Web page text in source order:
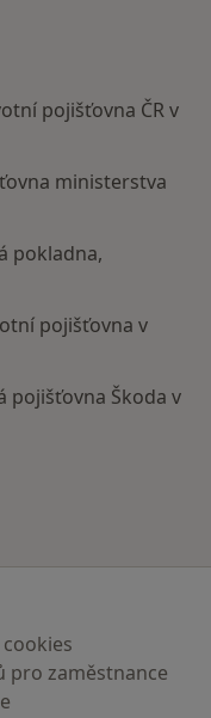
pojišťovna ČR v
ministerstva
pokladna,
pojišťovna v
pojišťovna Škoda v
pro zaměstnance